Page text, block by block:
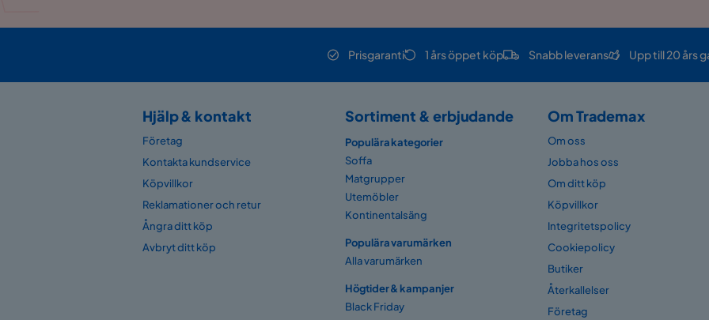
Prisgaranti 1 års öppet köp Snabb leverans Upp till 20 års
Hjälp & kontakt
Företag
Kontakta kundservice
Köpvillkor
Reklamationer och retur
Ångra ditt köp
Avbryt ditt köp
Sortiment & erbjudande
Populära kategorier
Soffa
Matgrupper
Utemöbler
Kontinentalsäng
Populära varumärken
Alla varumärken
Högtider & kampanjer
Black Friday
Om Trademax
Om oss
Jobba hos oss
Om ditt köp
Köpvillkor
Integritetspolicy
Cookiepolicy
Butiker
Återkallelser
Företag